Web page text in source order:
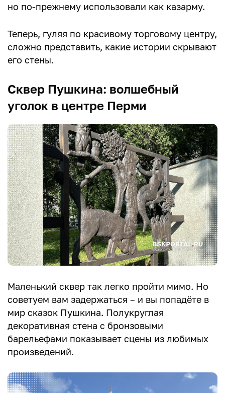
но по-прежнему использовали как казарму.
Теперь, гуляя по красивому торговому центру,
сложно представить, какие истории скрывают
его стены.
Сквер Пушкина: волшебный
уголок в центре Перми
Маленький сквер так легко пройти мимо. Но
советуем вам задержаться – и вы попадёте в
мир сказок Пушкина. Полукруглая
декоративная стена с бронзовыми
барельефами показывает сцены из любимых
произведений.